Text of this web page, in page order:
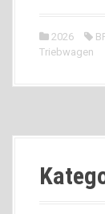
2026
Triebwagen